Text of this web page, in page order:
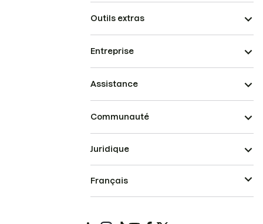
Outils extras
Entreprise
Assistance
Communauté
Juridique
Français